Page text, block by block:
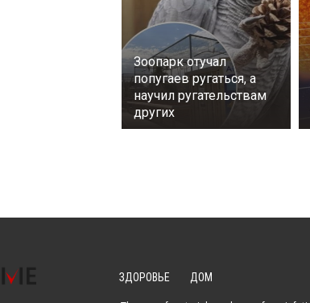
Зоопарк отучал
попугаев ругаться, а
научил ругательствам
других
ЗДОРОВЬЕ ДОМ